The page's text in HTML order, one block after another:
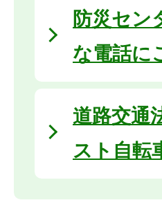
防災セン
な電話に
道路交通
スト自転